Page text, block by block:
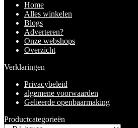
Home
Alles winkelen
Blogs
Adverteren?
Onze webshops
Overzicht
Verklaringen
Privacybeleid
algemene voorwaarden
Gelieerde openbaarmaking
Productcategorieën